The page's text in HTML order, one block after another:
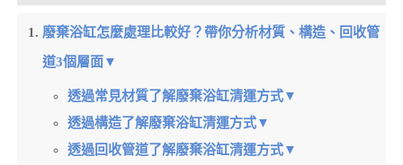
廢棄浴缸怎麼處理比較好？帶你分析材質、構造、回收管
道3個層面▼
透過常見材質了解廢棄浴缸清運方式▼
透過構造了解廢棄浴缸清運方式▼
透過回收管道了解廢棄浴缸清運方式▼